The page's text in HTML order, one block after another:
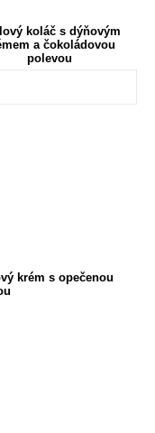
koláč s dýňovým
a čokoládovou
polevou
krém s opečenou